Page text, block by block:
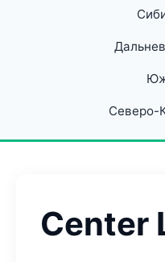
Северо-
Center